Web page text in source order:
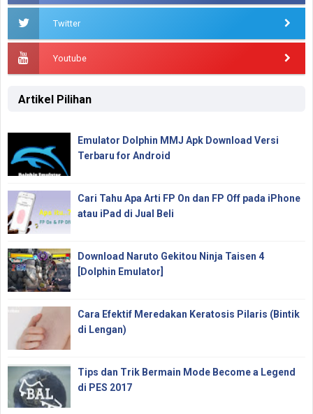
Twitter
Youtube
Artikel Pilihan
Emulator Dolphin MMJ Apk Download Versi
Terbaru for Android
Cari Tahu Apa Arti FP On dan FP Off pada iPhone
atau iPad di Jual Beli
Download Naruto Gekitou Ninja Taisen 4
[Dolphin Emulator]
Cara Efektif Meredakan Keratosis Pilaris (Bintik
di Lengan)
Tips dan Trik Bermain Mode Become a Legend
di PES 2017